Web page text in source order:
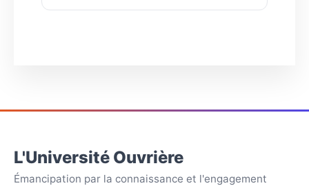
L'Université Ouvrière
Émancipation par la connaissance et l'engagement